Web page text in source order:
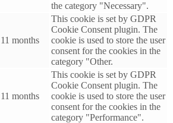
the category "Necessary".
11 months
This cookie is set by GDPR
Cookie Consent plugin. The
cookie is used to store the user
consent for the cookies in the
category "Other.
11 months
This cookie is set by GDPR
Cookie Consent plugin. The
cookie is used to store the user
consent for the cookies in the
category "Performance".